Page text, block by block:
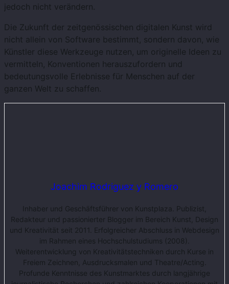
jedoch nicht verändern.
Die Zukunft der zeitgenössischen digitalen Kunst wird
nicht allein von Software bestimmt, sondern davon, wie
Künstler diese Werkzeuge nutzen, um originelle Ideen zu
vermitteln, Konventionen herauszufordern und
bedeutungsvolle Erlebnisse für Menschen auf der
ganzen Welt zu schaffen.
Joachim Rodriguez y Romero
Inhaber und Geschäftsführer von Kunstplaza. Publizist,
Redakteur und passionierter Blogger im Bereich Kunst, Design
und Kreativität seit 2011. Erfolgreicher Abschluss in Webdesign
im Rahmen eines Hochschulstudiums (2008).
Weiterentwicklung von Kreativitätstechniken durch Kurse in
Freiem Zeichnen, Ausdrucksmalen und Theatre/Acting.
Profunde Kenntnisse des Kunstmarktes durch langjährige